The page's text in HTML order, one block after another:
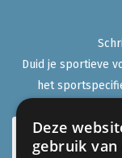
Duid je sportieve
het
Deze
gebruik van